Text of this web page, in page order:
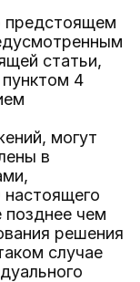
предстоящем
статьи,
4
могут
в
настоящего
позднее чем
решения
случае